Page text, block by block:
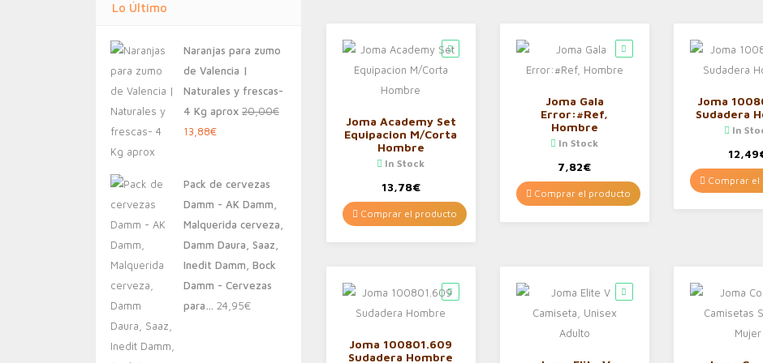
Lo Último
Naranjas para zumo
de Valencia |
Naturales y frescas-
4 Kg aprox 20,00€
El
era:
20,00€.
13,88€El
es:
13,88€.
Pack de cervezas
Damm - AK Damm,
Malquerida cerveza,
Damm Daura, Saaz,
Inedit Damm, Bock
Damm - Cervezas
para… 24,95€
Joma Academy Set
Equipacion M/Corta
Hombre
In Stock
13,78€
Comprar el producto
Joma Gala
Error:#Ref,
Hombre
In Stock
7,82€
Comprar el producto
Joma
Sudadera
In
12,49
Comprar el
Joma 100801.609
Sudadera Hombre